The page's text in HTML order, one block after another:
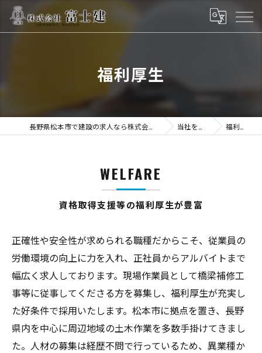
福利厚生
当社を知る 福利厚生
資格取得支援等の福利厚生が豊富
WELFARE
正確性や安全性が求められる職種だからこそ、従業員の
労働環境の向上に力を入れ、正社員からアルバイトまで
幅広く求人しております。現場作業員として橋梁補修工
事等に従事してくださる方を募集し、福利厚生が充実し
た好条件で採用いたします。松本市に拠点を置き、長野
県内を中心に周辺地域の土木作業を多数手掛けてきまし
た。人材の募集は経歴不問で行っているため、異業種か